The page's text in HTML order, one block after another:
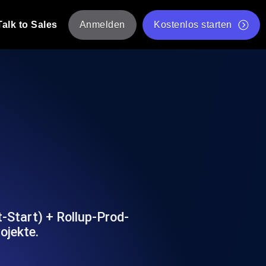
to Sales Anmelden Kostenlos starten
Start) + Rollup-Prod-